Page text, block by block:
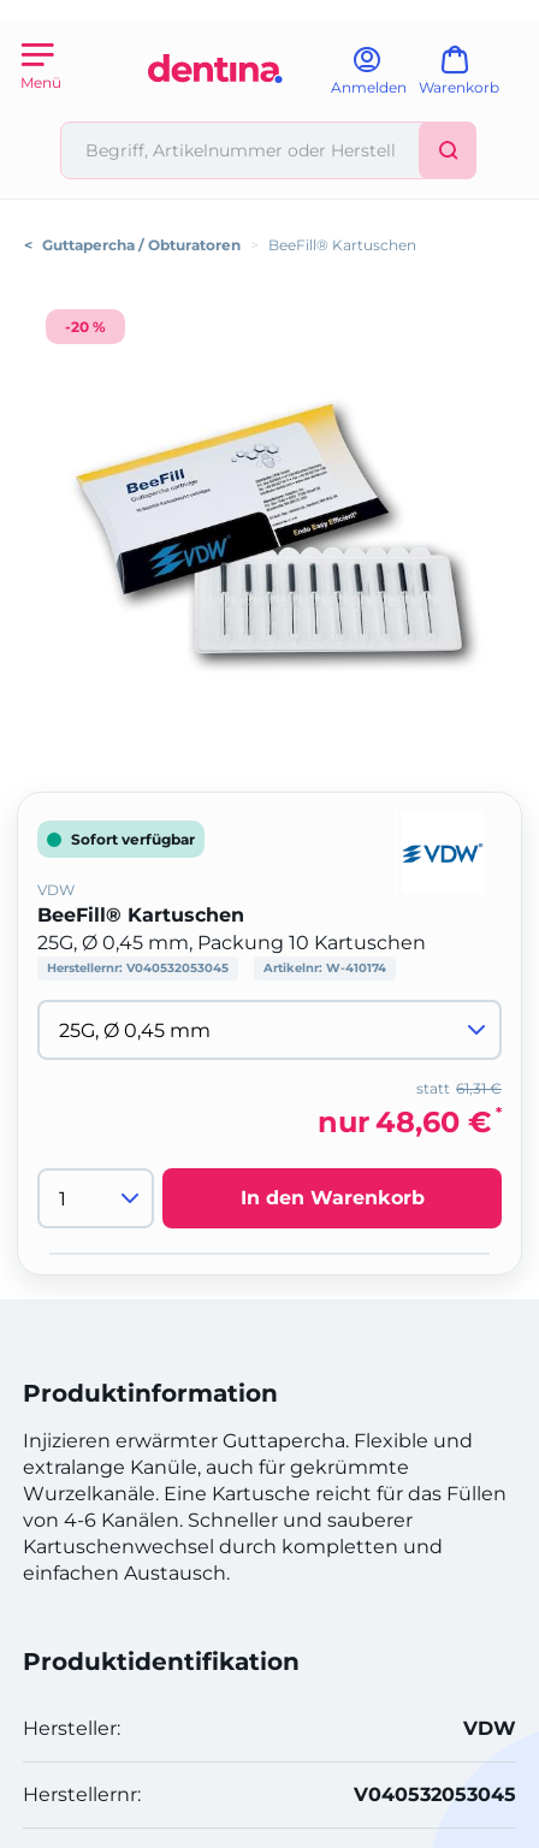
Menü Anmelden Warenkorb
< Guttapercha / Obturatoren > BeeFill® Kartuschen
-20 %
Sofort verfügbar
VDW
BeeFill® Kartuschen
25G, Ø 0,45 mm, Packung 10 Kartuschen
Herstellernr: V040532053045 Artikelnr: W-410174
61,31 €
statt
nur48,60 € *
In den Warenkorb
Produktinformation
Injizieren erwärmter Guttapercha. Flexible und
extralange Kanüle, auch für gekrümmte
Wurzelkanäle. Eine Kartusche reicht für das Füllen
von 4-6 Kanälen. Schneller und sauberer
Kartuschenwechsel durch kompletten und
einfachen Austausch.
Produktidentifikation
Hersteller: VDW
Herstellernr: V040532053045